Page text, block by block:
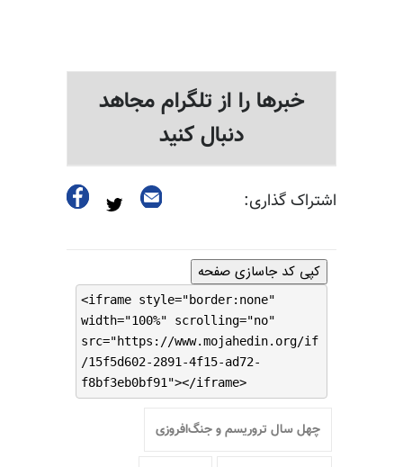
خبرها را از تلگرام مجاهد
دنبال کنید
اشتراک گذاری:
کپی کد جاسازی صفحه
<iframe style="border:none"
width="100%" scrolling="no"
src="https://www.mojahedin.org/if
/15f5d602-2891-4f15-ad72-
f8bf3eb0bf91"></iframe>
چهل سال تروریسم و جنگ‌افروزی